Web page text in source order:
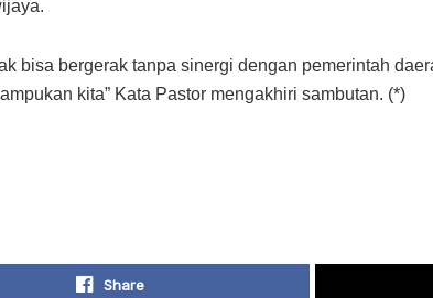
bisa bergerak tanpa sinergi dengan pemerintah
kita” Kata Pastor mengakhiri sambutan. (*)
Share